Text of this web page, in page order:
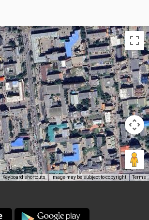
Keyboard shortcuts Image may be subject to copyright Terms